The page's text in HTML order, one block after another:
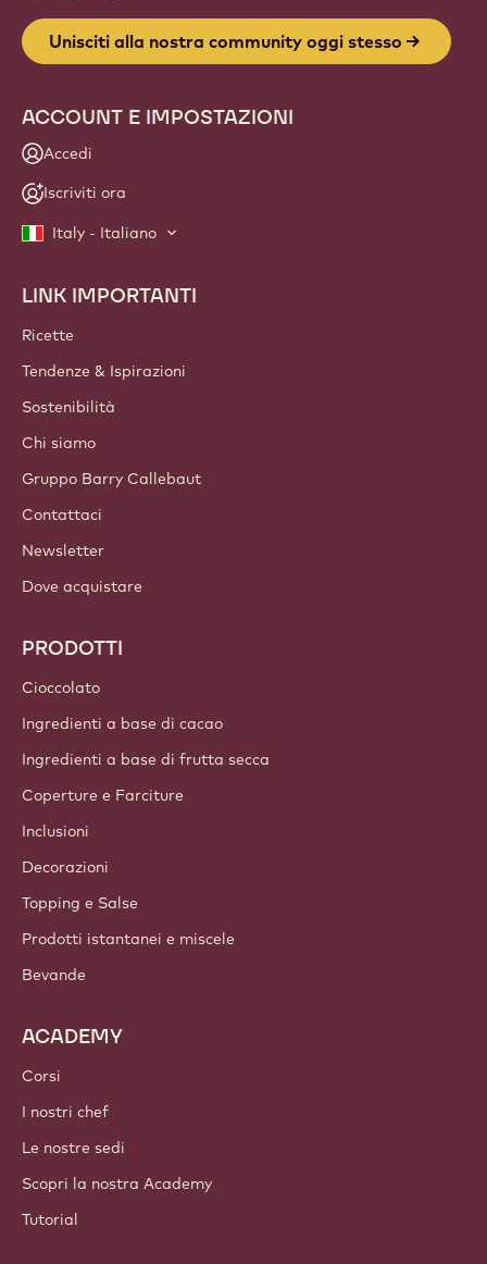
Unisciti alla nostra community oggi stesso
ACCOUNT E IMPOSTAZIONI
Accedi
Iscriviti ora
Italy - Italiano
Footer
Callebaut
LINK IMPORTANTI
Ricette
Tendenze & Ispirazioni
Sostenibilità
Chi siamo
Gruppo Barry Callebaut
Contattaci
Newsletter
Dove acquistare
PRODOTTI
Cioccolato
Ingredienti a base di cacao
Ingredienti a base di frutta secca
Coperture e Farciture
Inclusioni
Decorazioni
Topping e Salse
Prodotti istantanei e miscele
Bevande
ACADEMY
Corsi
I nostri chef
Le nostre sedi
Scopri la nostra Academy
Tutorial